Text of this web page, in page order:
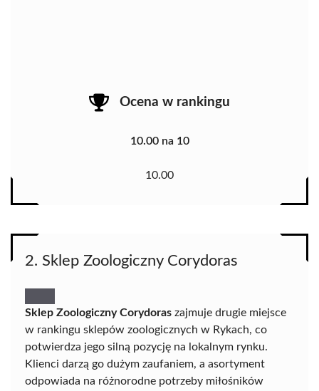
Ocena w rankingu
10.00 na 10
10.00
2. Sklep Zoologiczny Corydoras
Sklep Zoologiczny Corydoras zajmuje drugie miejsce
w rankingu sklepów zoologicznych w Rykach, co
potwierdza jego silną pozycję na lokalnym rynku.
Klienci darzą go dużym zaufaniem, a asortyment
odpowiada na różnorodne potrzeby miłośników